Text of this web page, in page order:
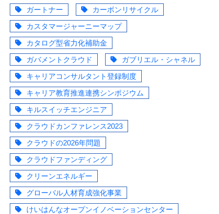
ガートナー
カーボンリサイクル
カスタマージャーニーマップ
カタログ型省力化補助金
ガバメントクラウド
ガブリエル・シャネル
キャリアコンサルタント登録制度
キャリア教育推進連携シンポジウム
キルスイッチエンジニア
クラウドカンファレンス2023
クラウドの2026年問題
クラウドファンディング
クリーンエネルギー
グローバル人材育成強化事業
けいはんなオープンイノベーションセンター